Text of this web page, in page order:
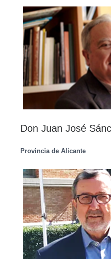
Don Juan José
Provincia de Alicante